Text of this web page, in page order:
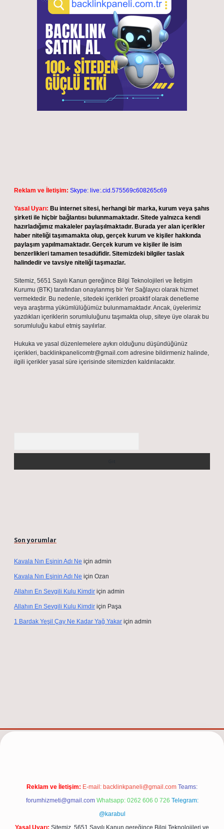
Reklam ve İletişim: Skype: live:.cid.575569c608265c69
Yasal Uyarı: Bu internet sitesi, herhangi bir marka, kurum veya şahıs
şirketi ile hiçbir bağlantısı bulunmamaktadır. Sitede yalnızca kendi
hazırladığımız makaleler paylaşılmaktadır. Burada yer alan içerikler
haber niteliği taşımamakta olup, gerçek kurum ve kişiler hakkında
paylaşım yapılmamaktadır. Gerçek kurum ve kişiler ile isim
benzerlikleri tamamen tesadüfidir. Sitemizdeki bilgiler taslak
halindedir ve tavsiye niteliği taşımazlar.
Sitemiz, 5651 Sayılı Kanun gereğince Bilgi Teknolojileri ve İletişim
Kurumu (BTK) tarafından onaylanmış bir Yer Sağlayıcı olarak hizmet
vermektedir. Bu nedenle, sitedeki içerikleri proaktif olarak denetleme
veya araştırma yükümlülüğümüz bulunmamaktadır. Ancak, üyelerimiz
yazdıkları içeriklerin sorumluluğunu taşımakta olup, siteye üye olarak bu
sorumluluğu kabul etmiş sayılırlar.
Hukuka ve yasal düzenlemelere aykırı olduğunu düşündüğünüz
içerikleri, backlinkpanelicomtr@gmail.com adresine bildirmeniz halinde,
ilgili içerikler yasal süre içerisinde sitemizden kaldırılacaktır.
Son yorumlar
Kavala Nın Eşinin Adı Ne için admin
Kavala Nın Eşinin Adı Ne için Ozan
Allahın En Sevgili Kulu Kimdir için admin
Allahın En Sevgili Kulu Kimdir için Paşa
1 Bardak Yeşil Çay Ne Kadar Yağ Yakar için admin
güncel adresihttps://tulipbett.net/
Reklam ve İletişim: E-mail: backlinkpaneli@gmail.com Teams:
forumhizmeti@gmail.com Whatsapp: 0262 606 0 726 Telegram:
@karabul
Yasal Uyarı: Sitemiz, 5651 Sayılı Kanun gereğince Bilgi Teknolojileri ve